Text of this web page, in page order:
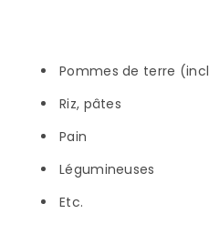
Pommes de terre
Riz, pâtes
Pain
Légumineuses
Etc.